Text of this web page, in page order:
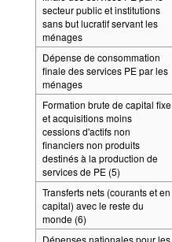
secteur public et institutions
sans but lucratif servant les
ménages
Dépense de consommation
finale des services PE par les
ménages
Formation brute de capital fixe
et acquisitions moins
cessions d'actifs non
financiers non produits
destinés à la production de
services de PE (5)
Transferts nets (courants et en
capital) avec le reste du
monde (6)
Dépenses nationales pour les